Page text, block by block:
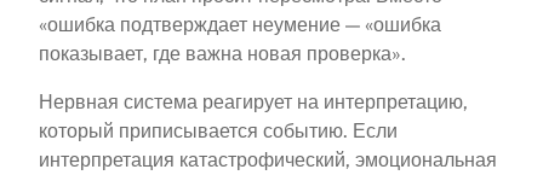
«ошибка подтверждает неумение — «ошибка
показывает, где важна новая проверка».
Нервная система реагирует на интерпретацию,
который приписывается событию. Если
интерпретация катастрофический, эмоциональная